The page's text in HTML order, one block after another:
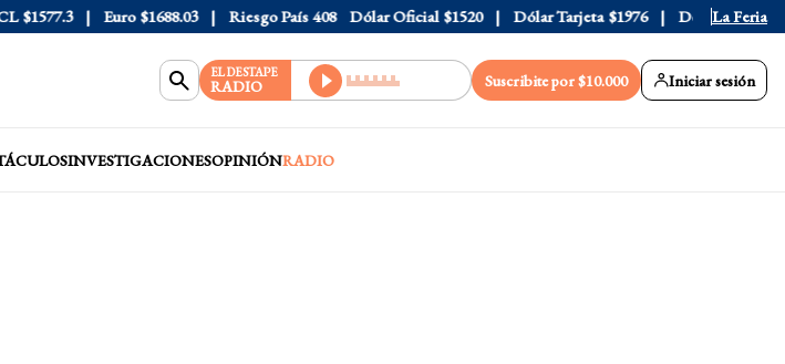
Euro $1688.03 Riesgo País 408 Dólar Oficial $1520 Dólar Tarjeta $1976 Dólar Blue $1530
La Feria
EL DESTAPE
RADIO Suscribite por $10.000 Iniciar sesión
INVESTIGACIONESOPINIÓNRADIO